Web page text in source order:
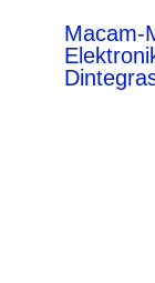
Macam-